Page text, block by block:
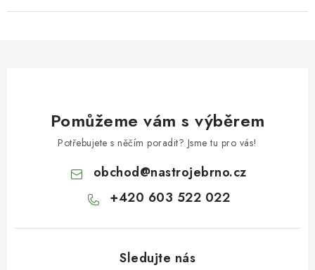
Pomůžeme vám s výběrem
Potřebujete s něčím poradit? Jsme tu pro vás!
obchod@nastrojebrno.cz
+420 603 522 022